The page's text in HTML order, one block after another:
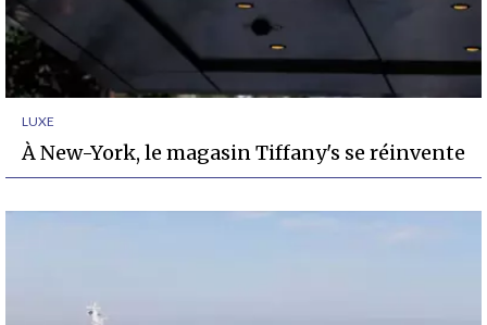
LUXE
À New-York, le magasin Tiffany's se réinvente